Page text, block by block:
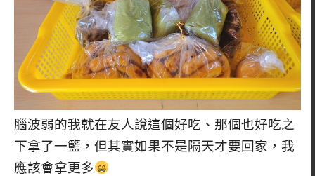
腦波弱的我就在友人說這個好吃、那個也好吃之
下拿了一籃，但其實如果不是隔天才要回家，我
應該會拿更多